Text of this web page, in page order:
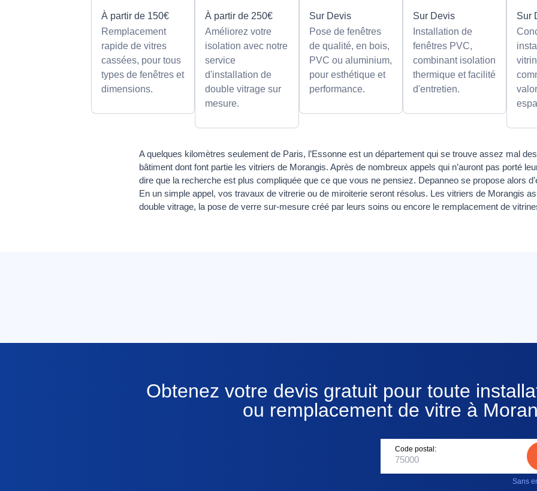
À partir de 150€
Remplacement
rapide de vitres
cassées, pour tous
types de fenêtres et
dimensions.
À partir de 250€
Améliorez votre
isolation avec notre
service
d'installation de
double vitrage sur
mesure.
Sur Devis
Pose de fenêtres
de qualité, en bois,
PVC ou aluminium,
pour esthétique et
performance.
Sur Devis
Installation de
fenêtres PVC,
combinant isolation
thermique et facilité
d'entretien.
Sur
A quelques kilomètres seulement de Paris, l’Essonne est un département qui se trouve assez mal
bâtiment dont font partie les vitriers de Morangis. Après de nombreux appels qui n’auront pas porté
dire que la recherche est plus compliquée que ce que vous ne pensiez. Depanneo se propose alors
En un simple appel, vos travaux de vitrerie ou de miroiterie seront résolus. Les vitriers de Morangis
double vitrage, la pose de verre sur-mesure créé par leurs soins ou encore le remplacement de
Obtenez votre devis gratuit pour toute
ou remplacement de vitre à
Code postal:
Sans